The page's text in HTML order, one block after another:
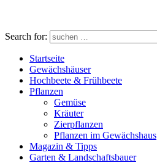
Search for:
Startseite
Gewächshäuser
Hochbeete & Frühbeete
Pflanzen
Gemüse
Kräuter
Zierpflanzen
Pflanzen im Gewächshaus
Magazin & Tipps
Garten & Landschaftsbauer